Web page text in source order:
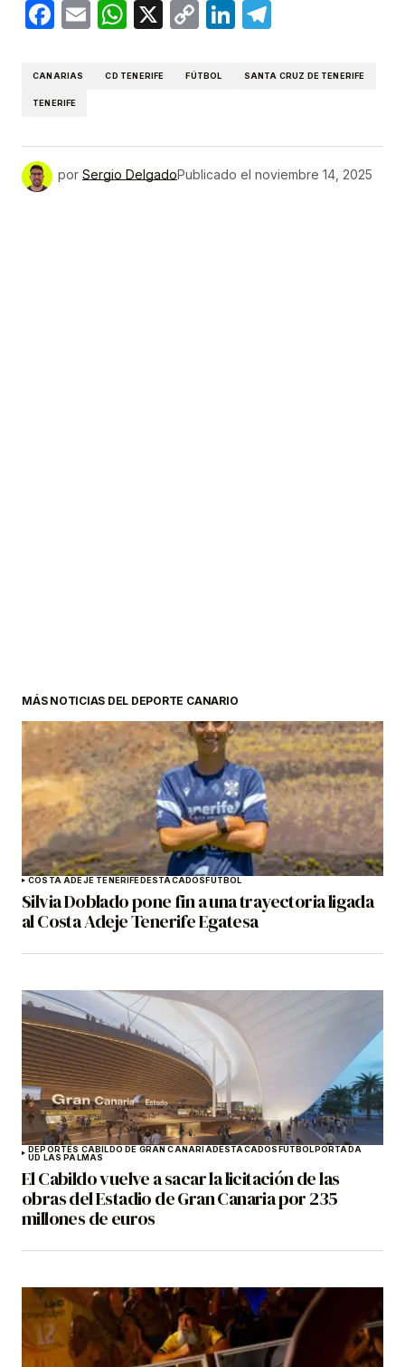
Facebook
EmailWhatsApp
X
CopyLinkedIn
CANARIAS CD TENERIFE FÚTBOL SANTA CRUZ DE TENERIFE
TENERIFE
por Sergio DelgadoPublicado el noviembre 14, 2025
MÁS NOTICIAS DEL DEPORTE CANARIO
COSTA ADEJE TENERIFEDESTACADOSFÚTBOL
Silvia Doblado pone fin a una trayectoria ligada
al Costa Adeje Tenerife Egatesa
DEPORTES CABILDO DE GRAN CANARIADESTACADOSFÚTBOLPORTADA
UD LAS PALMAS
El Cabildo vuelve a sacar la licitación de las
obras del Estadio de Gran Canaria por 235
millones de euros